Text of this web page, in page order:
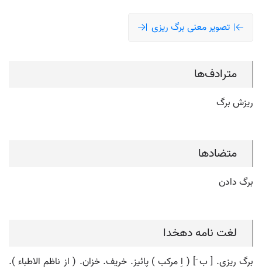
تصویر معنی برگ ریزی
مترادف‌ها
ریزش برگ
متضادها
برگ دادن
لغت نامه دهخدا
برگ ریزی. [ ب َ] ( اِ مرکب ) پائیز. خریف. خزان. ( از ناظم الاطباء ).